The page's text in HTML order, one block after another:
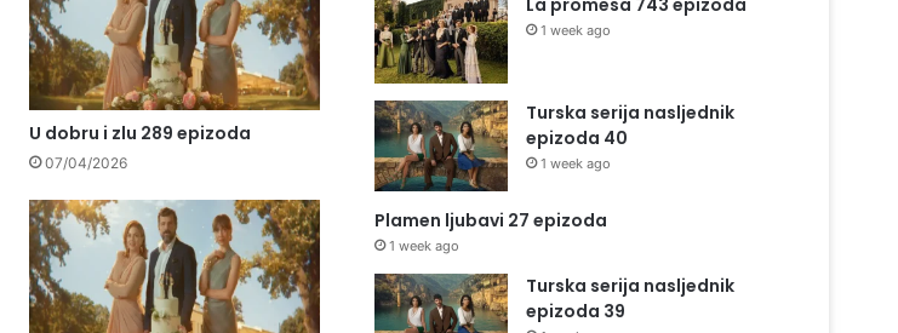
U dobru i zlu 289 epizoda
07/04/2026
La promesa 743 epizoda
1 week ago
Turska serija nasljednik
epizoda 40
1 week ago
Plamen ljubavi 27 epizoda
1 week ago
Turska serija nasljednik
epizoda 39